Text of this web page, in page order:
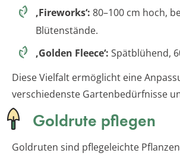
‚Fireworks‘: 80–100 cm hoch,
Blütenstände.
‚Golden Fleece‘: Spätblühend,
Diese Vielfalt ermöglicht eine
verschiedenste Gartenbedürfnisse
Goldrute pflegen
Goldruten sind pflegeleichte